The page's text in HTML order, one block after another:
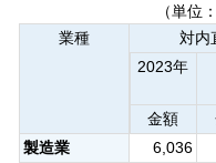
（単位
業種
対内
2023年
金額
製造業
6,036